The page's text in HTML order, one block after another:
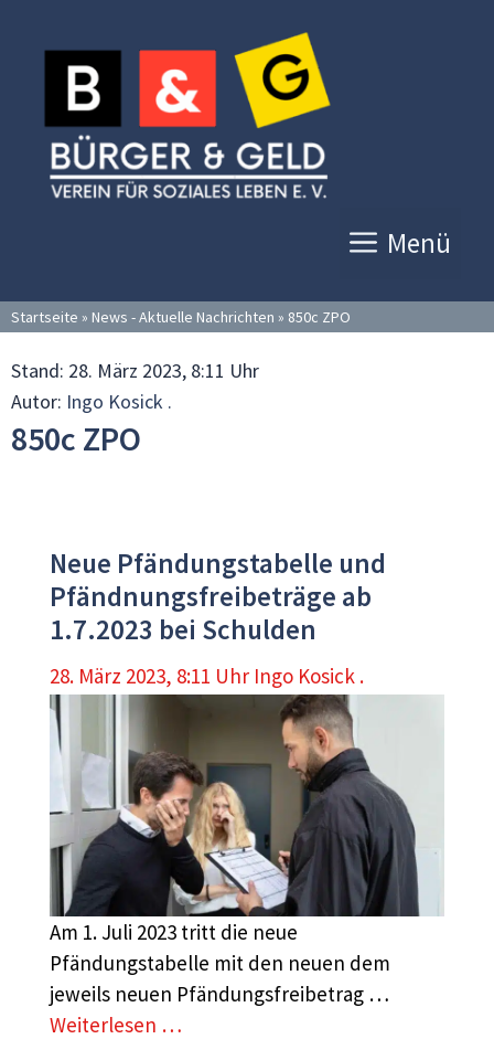
Inhalt
springen
Menü
Startseite » News - Aktuelle Nachrichten » 850c ZPO
Stand: 28. März 2023, 8:11 Uhr
Autor: Ingo Kosick .
850c ZPO
Neue Pfändungstabelle und
Pfändnungsfreibeträge ab
1.7.2023 bei Schulden
28. März 2023, 8:11 Uhr Ingo Kosick .
Am 1. Juli 2023 tritt die neue
Pfändungstabelle mit den neuen dem
jeweils neuen Pfändungsfreibetrag …
Weiterlesen …